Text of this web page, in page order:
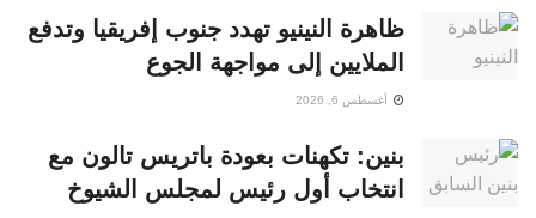
ظاهرة النينيو تهدد جنوب إفريقيا وتدفع
الملايين إلى مواجهة الجوع
أغسطس 6, 2026
بنين: تكهنات بعودة باتريس تالون مع
انتخاب أول رئيس لمجلس الشيوخ